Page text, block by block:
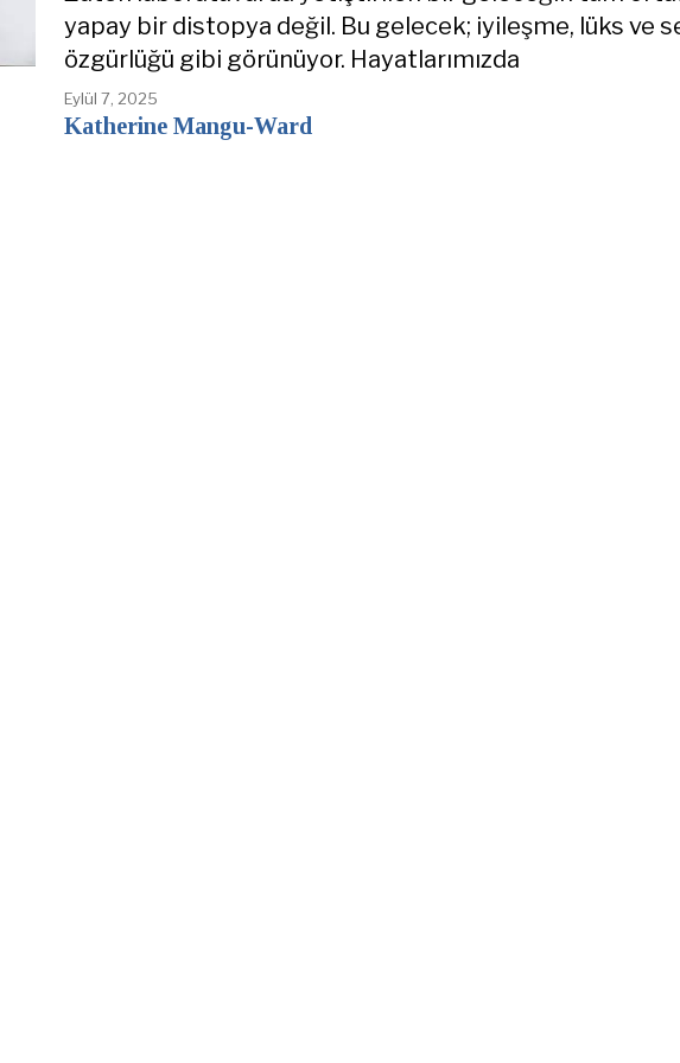
yapay bir distopya değil. Bu gelecek; iyileşme, lüks ve
özgürlüğü gibi görünüyor. Hayatlarımızda
Eylül 7, 2025
Katherine Mangu-Ward